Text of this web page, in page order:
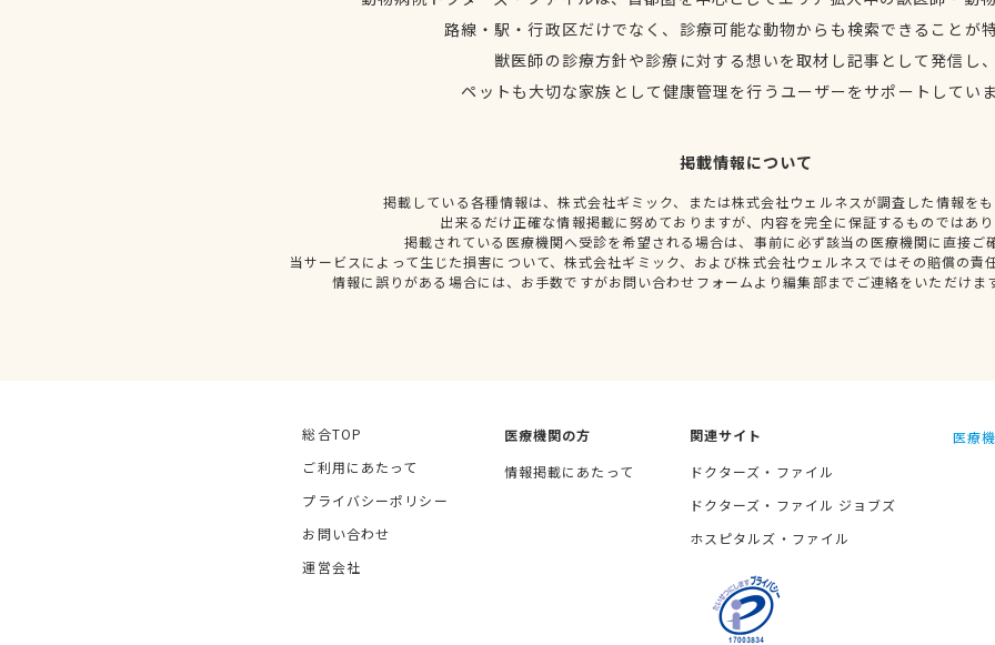
路線・駅・行政区だけでなく、診療可能な動物からも検索できることが
獣医師の診療方針や診療に対する想いを取材し記事として発信し
ペットも大切な家族として健康管理を行うユーザーをサポートしてい
掲載情報について
掲載している各種情報は、株式会社ギミック、または株式会社ウェルネスが調査した情報を
出来るだけ正確な情報掲載に努めておりますが、内容を完全に保証するものではあ
掲載されている医療機関へ受診を希望される場合は、事前に必ず該当の医療機関に直接ご
当サービスによって生じた損害について、株式会社ギミック、および株式会社ウェルネスではその賠償の責
情報に誤りがある場合には、お手数ですがお問い合わせフォームより編集部までご連絡をいただけま
総合TOP
ご利用にあたって
プライバシーポリシー
お問い合わせ
運営会社
医療機関の方
情報掲載にあたって
関連サイト
ドクターズ・ファイル
ドクターズ・ファイル ジョブズ
ホスピタルズ・ファイル
医療